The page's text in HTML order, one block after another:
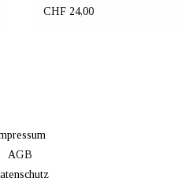
Passform
CHF 24,00
AGB